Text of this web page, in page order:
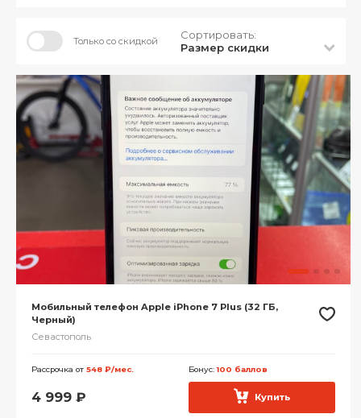
Только со скидкой
Сортировать:
Размер скидки
Мобильный телефон Apple iPhone 7 Plus (32 ГБ,
Черный)
Севастополь
Рассрочка от 548 ₽/мес. Бонус:100 баллов
4 999 ₽ Купить